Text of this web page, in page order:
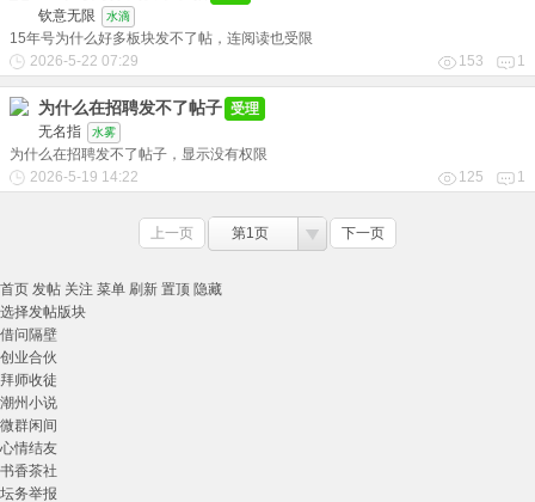
钦意无限
水滴
15年号为什么好多板块发不了帖，连阅读也受限
2026-5-22 07:29
153 1
为什么在招聘发不了帖子 受理
无名指
水雾
为什么在招聘发不了帖子，显示没有权限
2026-5-19 14:22
125 1
上一页 第1页 下一页
首页 发帖 关注 菜单 刷新 置顶 隐藏
选择发帖版块
借问隔壁
创业合伙
拜师收徒
潮州小说
微群闲间
心情结友
书香茶社
坛务举报